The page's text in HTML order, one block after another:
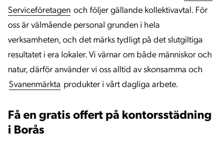
Serviceföretagen och följer gällande kollektivavtal. För
oss är välmående personal grunden i hela
verksamheten, och det märks tydligt på det slutgiltiga
resultatet i era lokaler. Vi värnar om både människor och
natur, därför använder vi oss alltid av skonsamma och
Svanenmärkta produkter i vårt dagliga arbete.
Få en gratis offert på kontorsstädning
i Borås